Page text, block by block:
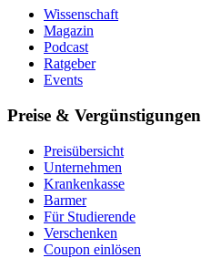
Wissenschaft
Magazin
Podcast
Ratgeber
Events
Preise & Vergünstigungen
Preisübersicht
Unternehmen
Krankenkasse
Barmer
Für Studierende
Ver­schen­ken
Coupon einlösen